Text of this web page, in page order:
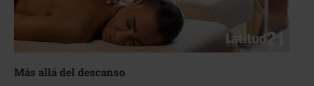
Más allá del descanso